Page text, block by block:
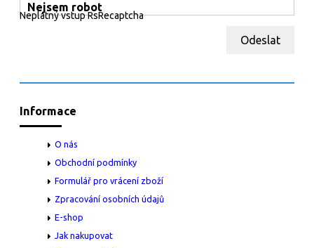
Nejsem robot
Neplatný vstup RsRecaptcha
Odeslat
Informace
O nás
Obchodní podmínky
Formulář pro vrácení zboží
Zpracování osobních údajů
E-shop
Jak nakupovat